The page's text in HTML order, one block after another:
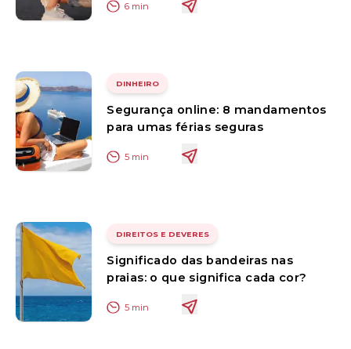
6 min
DINHEIRO
Segurança online: 8 mandamentos
para umas férias seguras
5 min
DIREITOS E DEVERES
Significado das bandeiras nas
praias: o que significa cada cor?
5 min